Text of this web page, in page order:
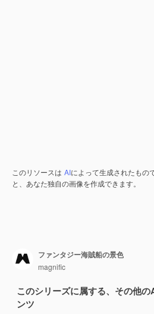
このリソースは AIによって生成されたもので
と、あなた独自の画像を作成できます。
ファンタジー海賊船の景色
magnific
このシリーズに属する、その他
ンツ